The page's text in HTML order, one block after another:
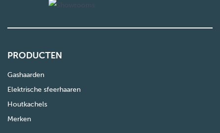
PRODUCTEN
Gashaarden
Elektrische sfeerhaaren
Houtkachels
Merken